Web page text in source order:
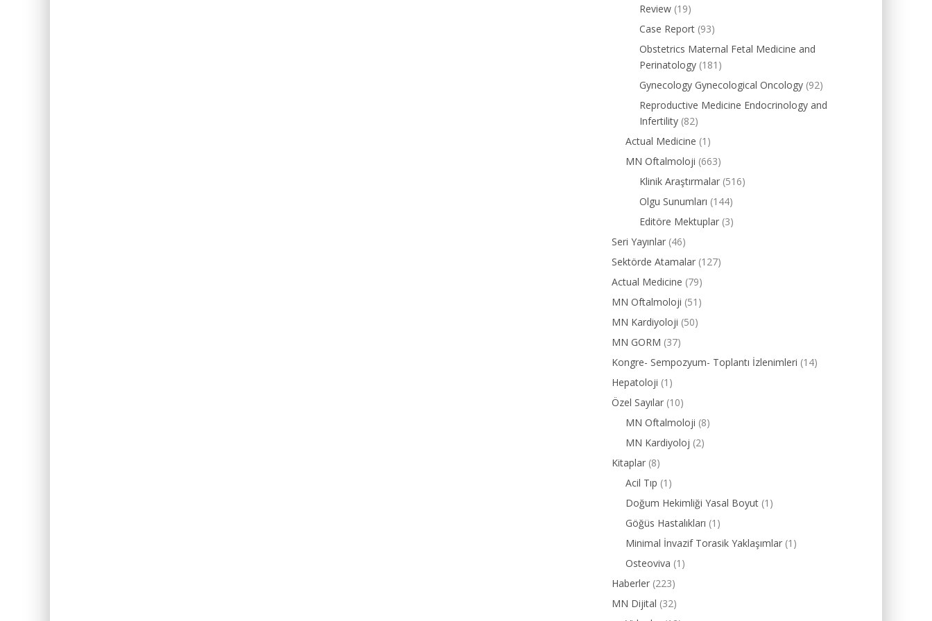
Review (19)
Case Report (93)
Obstetrics Maternal Fetal Medicine and
Perinatology (181)
Gynecology Gynecological Oncology (92)
Reproductive Medicine Endocrinology and
Infertility (82)
Actual Medicine (1)
MN Oftalmoloji (663)
Klinik Araştırmalar (516)
Olgu Sunumları (144)
Editöre Mektuplar (3)
Seri Yayınlar (46)
Sektörde Atamalar (127)
Actual Medicine (79)
MN Oftalmoloji (51)
MN Kardiyoloji (50)
MN GORM (37)
Kongre- Sempozyum- Toplantı İzlenimleri (14)
Hepatoloji (1)
Özel Sayılar (10)
MN Oftalmoloji (8)
MN Kardiyoloj (2)
Kitaplar (8)
Acil Tıp (1)
Doğum Hekimliği Yasal Boyut (1)
Göğüs Hastalıkları (1)
Minimal İnvazif Torasik Yaklaşımlar (1)
Osteoviva (1)
Haberler (223)
MN Dijital (32)